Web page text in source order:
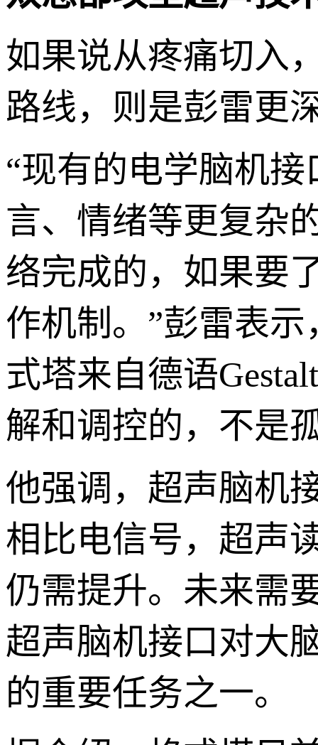
如果说从疼痛切入
路线，则是彭雷更
“现有的电学脑机
言、情绪等更复杂
络完成的，如果要
作机制。”彭雷表
式塔来自德语
解和调控的，不是
他强调，超声脑机
相比电信号，超声
仍需提升。未来需
超声脑机接口对大
的重要任务之一。